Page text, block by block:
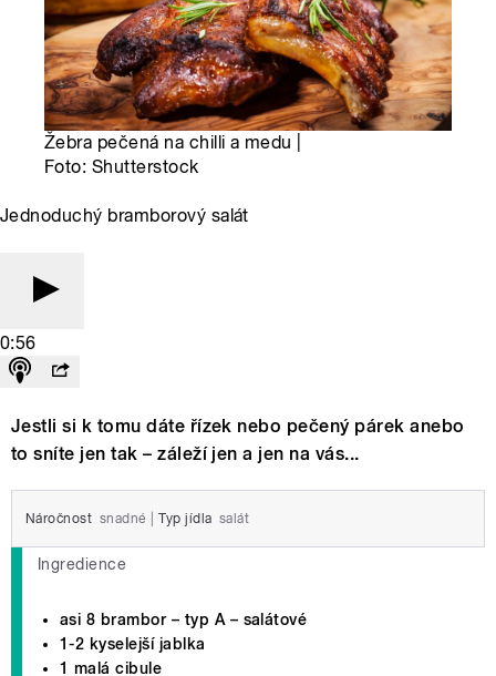
Žebra pečená na chilli a medu |
Foto: Shutterstock
Jednoduchý bramborový salát
0:56
Jestli si k tomu dáte řízek nebo pečený párek anebo
to sníte jen tak – záleží jen a jen na vás...
Náročnost snadné Typ jídla salát
Ingredience
asi 8 brambor – typ A – salátové
1-2 kyselejší jablka
1 malá cibule